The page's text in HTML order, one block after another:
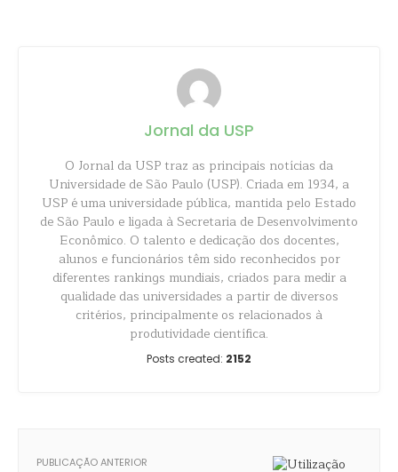
Jornal da USP
O Jornal da USP traz as principais notícias da
Universidade de São Paulo (USP). Criada em 1934, a
USP é uma universidade pública, mantida pelo Estado
de São Paulo e ligada à Secretaria de Desenvolvimento
Econômico. O talento e dedicação dos docentes,
alunos e funcionários têm sido reconhecidos por
diferentes rankings mundiais, criados para medir a
qualidade das universidades a partir de diversos
critérios, principalmente os relacionados à
produtividade científica.
Posts created: 2152
PUBLICAÇÃO ANTERIOR